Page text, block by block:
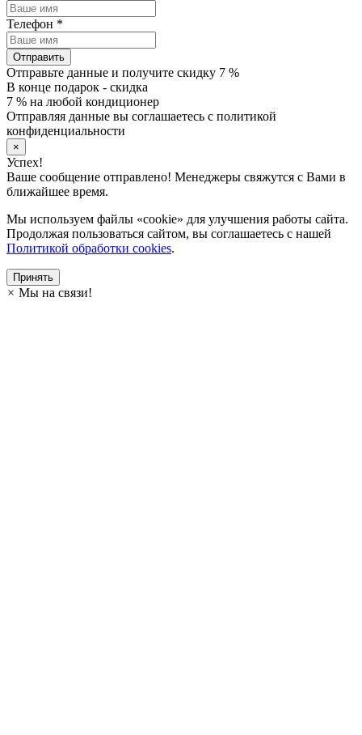
Телефон *
Отправить
Отправьте данные и получите скидку 7 %
В конце подарок - скидка
7 % на любой кондиционер
Отправляя данные вы соглашаетесь с политикой
конфиденциальности
×
Успех!
Ваше сообщение отправлено! Менеджеры свяжутся с Вами в
ближайшее время.
Мы используем файлы «cookie» для улучшения работы сайта.
Продолжая пользоваться сайтом, вы соглашаетесь с нашей
Политикой обработки cookies.
Принять
× Мы на связи!